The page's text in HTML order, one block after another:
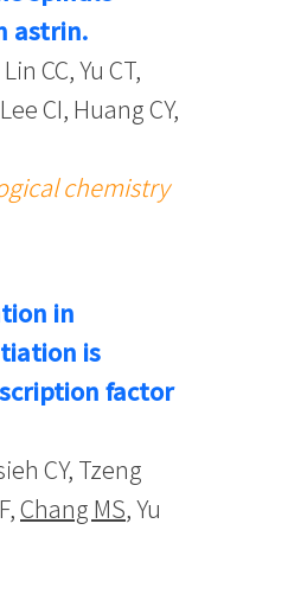
astrin.
CC, Yu CT,
CI, Huang CY,
chemistry
in
is
factor
CY, Tzeng
Chang MS, Yu